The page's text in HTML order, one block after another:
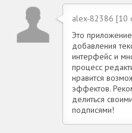
alex-82386 [10
Это
добавления
интерфейс и
процесс
нравится
эффектов.
делиться
подписями!